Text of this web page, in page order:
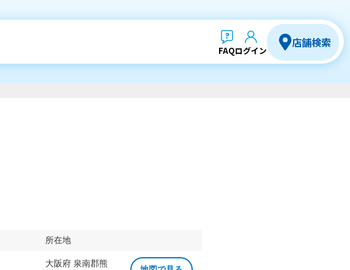
FAQログイン
店舗検索
所在地
大阪府 泉南郡熊